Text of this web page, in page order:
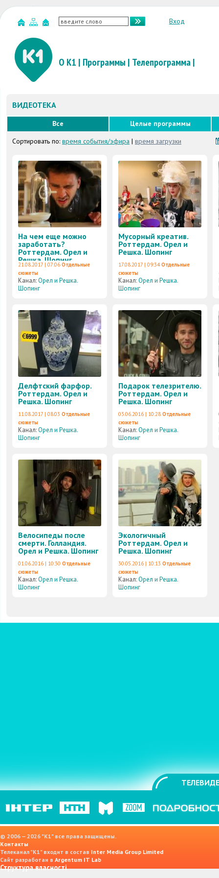
Вход
О К1 | Программы | Телепрограмма|
ВИДЕОТЕКА
Все
Целые программы
Сортировать по: время события/эфира | время загрузки
На чем еще можно
заработать?
Роттердам. Орел и
Решка. Шопинг
21.08.2017 | 07:06 Отдельные
сюжеты
Канал:Орел и Решка.
Шопинг
Мусорный креатив.
Роттердам. Орел и
Решка. Шопинг
17.08.2017 | 09:34 Отдельные
сюжеты
Канал:Орел и Решка.
Шопинг
Делфтский фарфор.
Роттердам. Орел и
Решка. Шопинг
11.08.2017 | 08:03 Отдельные
сюжеты
Канал:Орел и Решка.
Шопинг
Подарок телезрителю.
Роттердам. Орел и
Решка. Шопинг
03.06.2016 | 10:28 Отдельные
сюжеты
Канал:Орел и Решка.
Шопинг
Велосипеды после
смерти. Голландия.
Орел и Решка. Шопинг
01.06.2016 | 10:30 Отдельные
сюжеты
Канал:Орел и Решка.
Шопинг
Экологичный
Роттердам. Орел и
Решка. Шопинг
30.05.2016 | 10:13 Отдельные
сюжеты
Канал:Орел и Решка.
Шопинг
© 2006 — 2026 "K1" все права защищены.
Контакты
Телеканал "К1" входит в состав Inter Media Group Limited
Сайт разработан в Argentum IT Lab
Структура власності